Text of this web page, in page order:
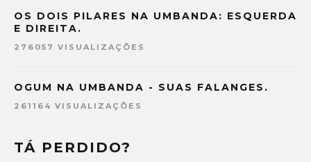
OS DOIS PILARES NA UMBANDA: ESQUERDA
E DIREITA.
276057 VISUALIZAÇÕES
OGUM NA UMBANDA - SUAS FALANGES.
261164 VISUALIZAÇÕES
TÁ PERDIDO?